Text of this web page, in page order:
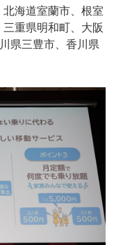
海道室蘭市、根室
重県明和町、大阪
県三豊市、香川県